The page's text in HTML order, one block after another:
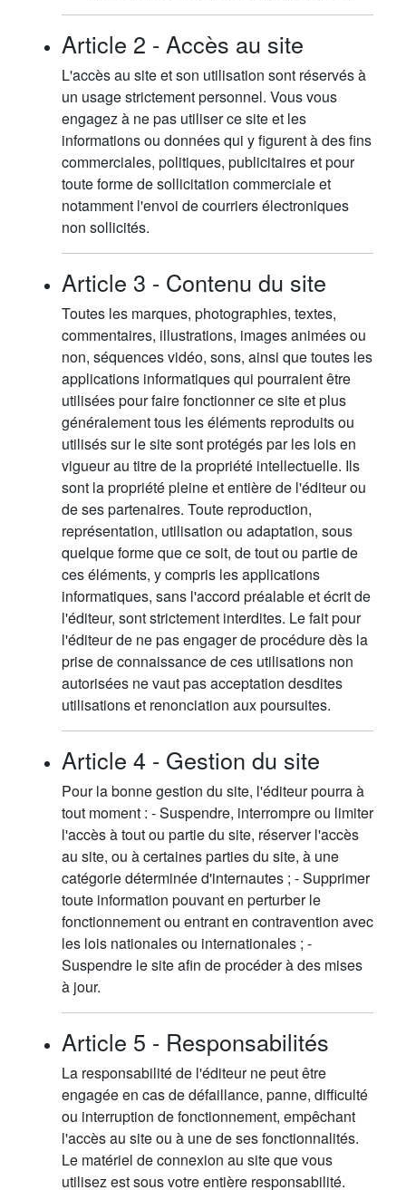
Article 2 - Accès au site
L'accès au site et son utilisation sont réservés à
un usage strictement personnel. Vous vous
engagez à ne pas utiliser ce site et les
informations ou données qui y figurent à des fins
commerciales, politiques, publicitaires et pour
toute forme de sollicitation commerciale et
notamment l'envoi de courriers électroniques
non sollicités.
Article 3 - Contenu du site
Toutes les marques, photographies, textes,
commentaires, illustrations, images animées ou
non, séquences vidéo, sons, ainsi que toutes les
applications informatiques qui pourraient être
utilisées pour faire fonctionner ce site et plus
généralement tous les éléments reproduits ou
utilisés sur le site sont protégés par les lois en
vigueur au titre de la propriété intellectuelle. Ils
sont la propriété pleine et entière de l'éditeur ou
de ses partenaires. Toute reproduction,
représentation, utilisation ou adaptation, sous
quelque forme que ce soit, de tout ou partie de
ces éléments, y compris les applications
informatiques, sans l'accord préalable et écrit de
l'éditeur, sont strictement interdites. Le fait pour
l'éditeur de ne pas engager de procédure dès la
prise de connaissance de ces utilisations non
autorisées ne vaut pas acceptation desdites
utilisations et renonciation aux poursuites.
Article 4 - Gestion du site
Pour la bonne gestion du site, l'éditeur pourra à
tout moment : - Suspendre, interrompre ou limiter
l'accès à tout ou partie du site, réserver l'accès
au site, ou à certaines parties du site, à une
catégorie déterminée d'internautes ; - Supprimer
toute information pouvant en perturber le
fonctionnement ou entrant en contravention avec
les lois nationales ou internationales ; -
Suspendre le site afin de procéder à des mises
à jour.
Article 5 - Responsabilités
La responsabilité de l'éditeur ne peut être
engagée en cas de défaillance, panne, difficulté
ou interruption de fonctionnement, empêchant
l'accès au site ou à une de ses fonctionnalités.
Le matériel de connexion au site que vous
utilisez est sous votre entière responsabilité.